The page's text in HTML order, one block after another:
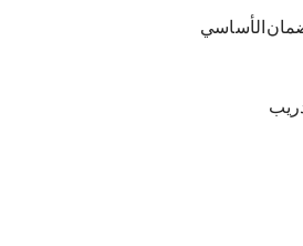
الأساسي